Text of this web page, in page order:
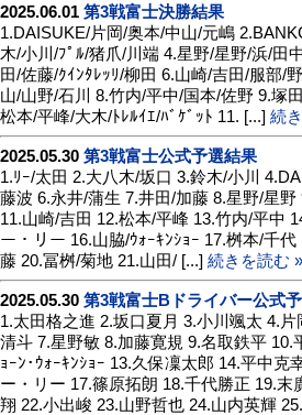
2025.06.01 第3戦富士決勝結果
1.DAISUKE/片岡/奥本/中山/元嶋
木/小川/ﾌﾟﾙ/猪爪/川端 4.星野/星野/浜/田
田/佐藤/ｸｲﾝﾀﾚｯﾘ/柳田 6.山崎/吉田/服部/
山/山野/石川 8.竹内/平中/国本/佐野 9.塚
松本/平峰/大木/ﾄﾚﾙｲｴ/ﾊﾞｹﾞｯﾄ 11. [...] 続
2025.05.30 第3戦富士公式予選結果
1.ﾘｰ/太田 2.大八木/坂口 3.鈴木/小川
藤波 6.永井/蒲生 7.井田/加藤 8.星野/星
11.山崎/吉田 12.松本/平峰 13.竹内/平中
ー・リー 16.山脇/ｳｫｰｷﾝｼｮｰ 17.桝本/千
藤 20.冨桝/菊地 21.山田/ [...] 続きを読む »
2025.05.30 第3戦富士Bドライバー公式
1.太田格之進 2.坂口夏月 3.小川颯太 4.
清斗 7.星野敏 8.加藤寛規 9.名取鉄平 10.
ｮｰﾝ･ｳｫｰｷﾝｼｮｰ 13.久保凜太郎 14.平中克
ー・リー 17.篠原拓朗 18.千代勝正 19.末
翔 22.小出峻 23.山野哲也 24.山内英輝